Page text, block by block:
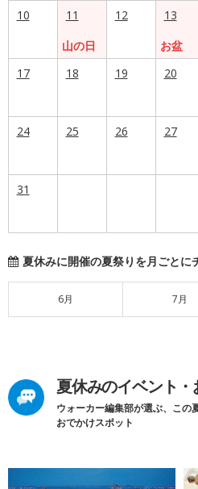
10
11
山の日
12
13
お盆
17
18 19 20
24 25 26 27
31
夏休みに開催の夏祭りを月ごとに
6月 7月
夏休みのイベント
ウォーカー編集部が選ぶ、この
おでかけスポット